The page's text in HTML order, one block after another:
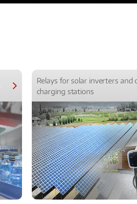
Relays for solar inverters and
charging stations